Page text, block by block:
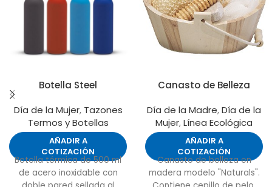
Botella Steel
Día de la Mujer, Tazones
Termos y Botellas
AÑADIR A
COTIZACIÓN
Botella térmica de 500 ml
de acero inoxidable con
Canasto de Belleza
Día de la Madre,Día de la
Mujer,Línea Ecológica
AÑADIR A
COTIZACIÓN
Canasto de belleza en
madera modelo "Naturals".